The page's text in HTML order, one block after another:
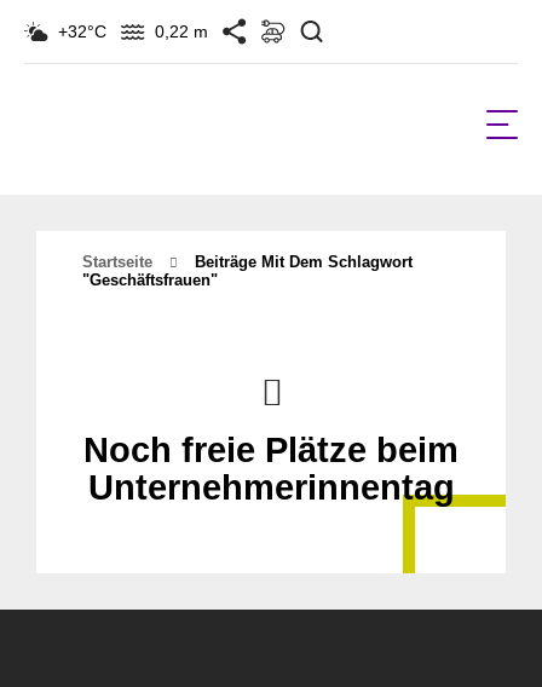
+32°C 0,22 m
Startseite
Beiträge Mit Dem Schlagwort
"geschäftsfrauen"
Noch freie Plätze beim
Unternehmerinnentag